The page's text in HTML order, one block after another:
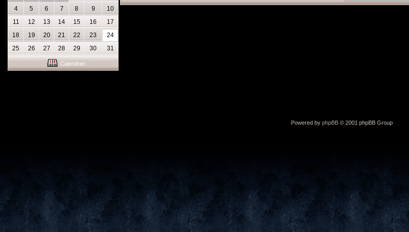
4
5 6 7 8 9
10
11
12 13 14 15 16
17
18
19 20 21 22 23
24
25
26 27 28 29 30 31
Calendrier
Powered by phpBB © 2001 phpBB Group